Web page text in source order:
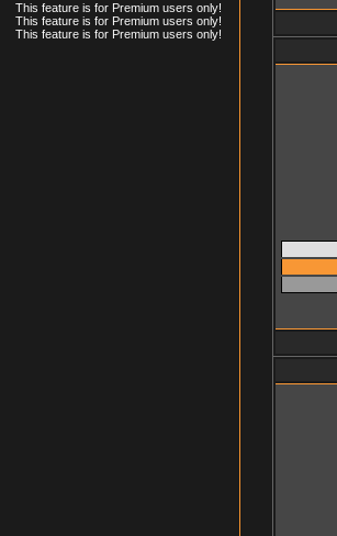
This feature is for Premium users only!
This feature is for Premium users only!
This feature is for Premium users only!